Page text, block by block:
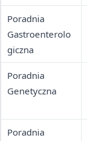
Poradnia
Gastroenterolo
giczna
Poradnia
Genetyczna
Poradnia